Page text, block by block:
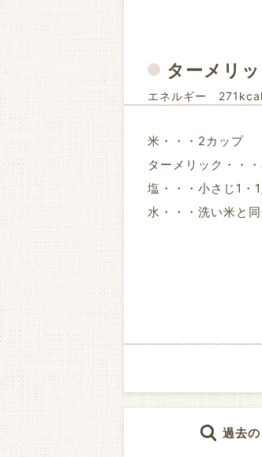
ターメリ
エネルギー
米・・・2カップ
ターメリック・・
塩・・・小さじ1・
水・・・洗い米と
過去